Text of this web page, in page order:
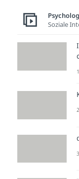
Soziale